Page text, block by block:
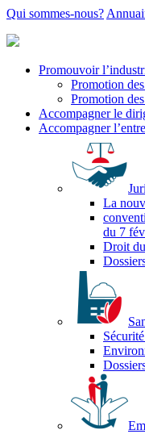
Qui sommes-nous?
Promouvoir
Promotion
Promotion
Accompagner le
Accompagner
La
du 7
Droit